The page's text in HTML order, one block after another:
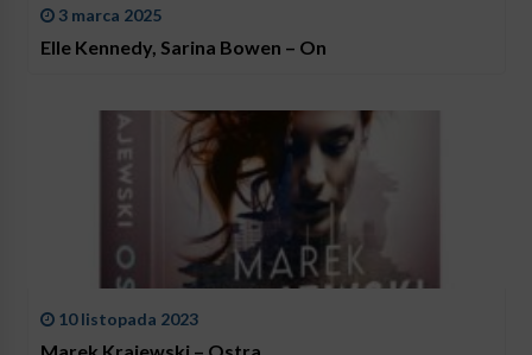
3 marca 2025
Elle Kennedy, Sarina Bowen – On
10 listopada 2023